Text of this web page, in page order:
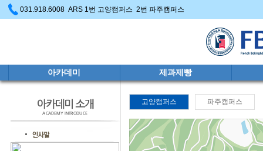
031.918.6008 ARS 1번 고양캠퍼스 2번 파주캠퍼스
아카데미 제과제빵
고양캠퍼스 파주캠퍼스